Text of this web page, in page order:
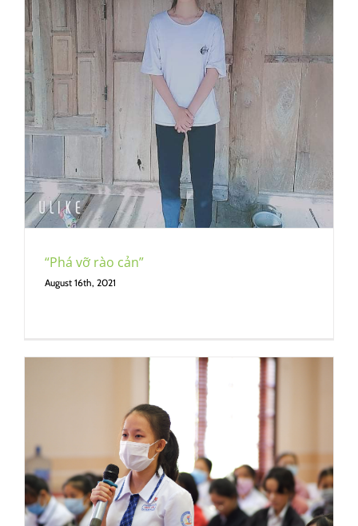
“Phá vỡ rào cản”
August 16th, 2021